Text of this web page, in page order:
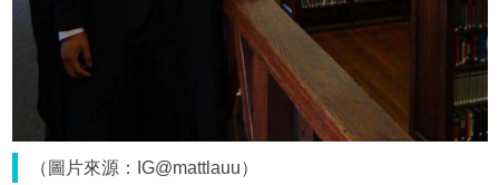
（圖片來源：IG@mattlauu）